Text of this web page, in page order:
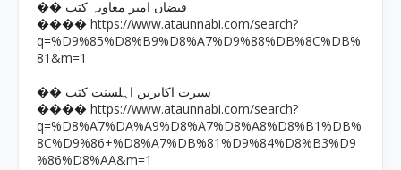
�� فیضان امیر معاویہ کتب
���� https://www.ataunnabi.com/search?
q=%D9%85%D8%B9%D8%A7%D9%88%DB%8C%DB%
81&m=1
�� سیرت اکابرین اہلسنت کتب
���� https://www.ataunnabi.com/search?
q=%D8%A7%DA%A9%D8%A7%D8%A8%D8%B1%DB%
8C%D9%86+%D8%A7%DB%81%D9%84%D8%B3%D9
%86%D8%AA&m=1